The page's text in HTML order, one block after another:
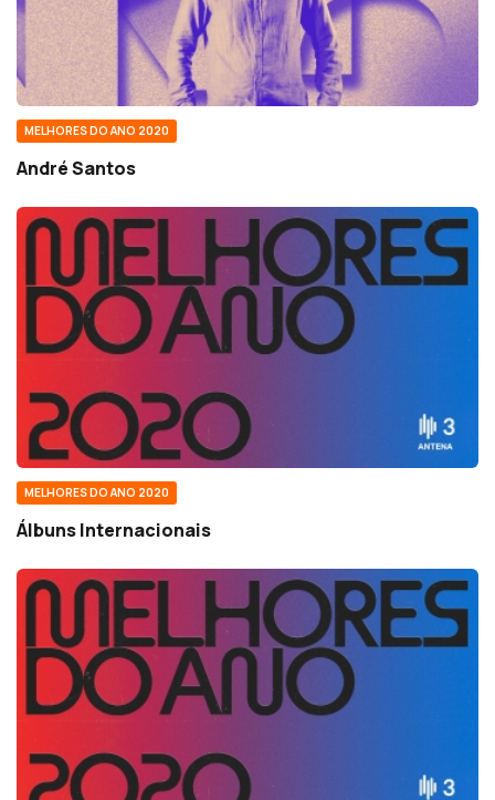
MELHORES DO ANO 2020
André Santos
MELHORES DO ANO 2020
Álbuns Internacionais